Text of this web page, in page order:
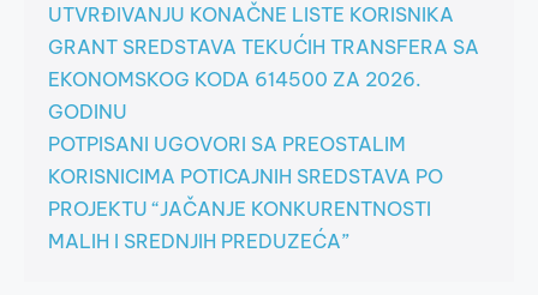
UTVRĐIVANJU KONAČNE LISTE KORISNIKA
GRANT SREDSTAVA TEKUĆIH TRANSFERA SA
EKONOMSKOG KODA 614500 ZA 2026.
GODINU
POTPISANI UGOVORI SA PREOSTALIM
KORISNICIMA POTICAJNIH SREDSTAVA PO
PROJEKTU “JAČANJE KONKURENTNOSTI
MALIH I SREDNJIH PREDUZEĆA”